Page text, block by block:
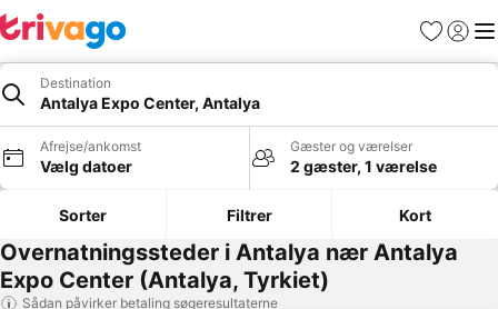
Favoritter
Log ind
Destination
Antalya Expo Center, Antalya
Afrejse/ankomst
Vælg datoer
Gæster og værelser
2 gæster, 1 værelse
Sorter Filtrer Kort
Overnatningssteder i Antalya nær Antalya
Expo Center (Antalya, Tyrkiet)
Sådan påvirker betaling søgeresultaterne